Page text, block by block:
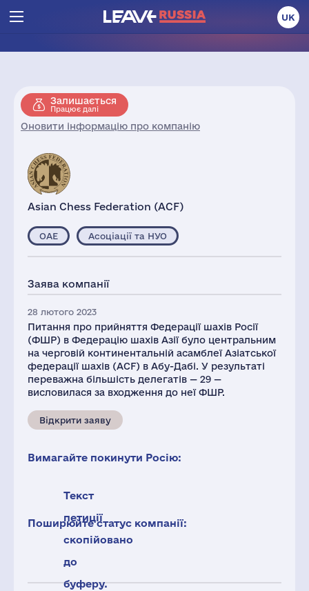
UK
Залишається
Працює далі
Оновити інформацію про компанію
Asian Chess Federation (ACF)
ОАЕ Асоціації та НУО
Заява компанії
28 лютого 2023
Питання про прийняття Федерації шахів Росії
(ФШР) в Федерацію шахів Азії було центральним
на черговій континентальній асамблеї Азіатської
федерації шахів (ACF) в Абу-Дабі. У результаті
переважна більшість делегатів — 29 —
висловилася за входження до неї ФШР.
Відкрити заяву
Вимагайте покинути Росію:
Текст
петиції
скопійовано
до
буферу.
Поширюйте статус компанії: